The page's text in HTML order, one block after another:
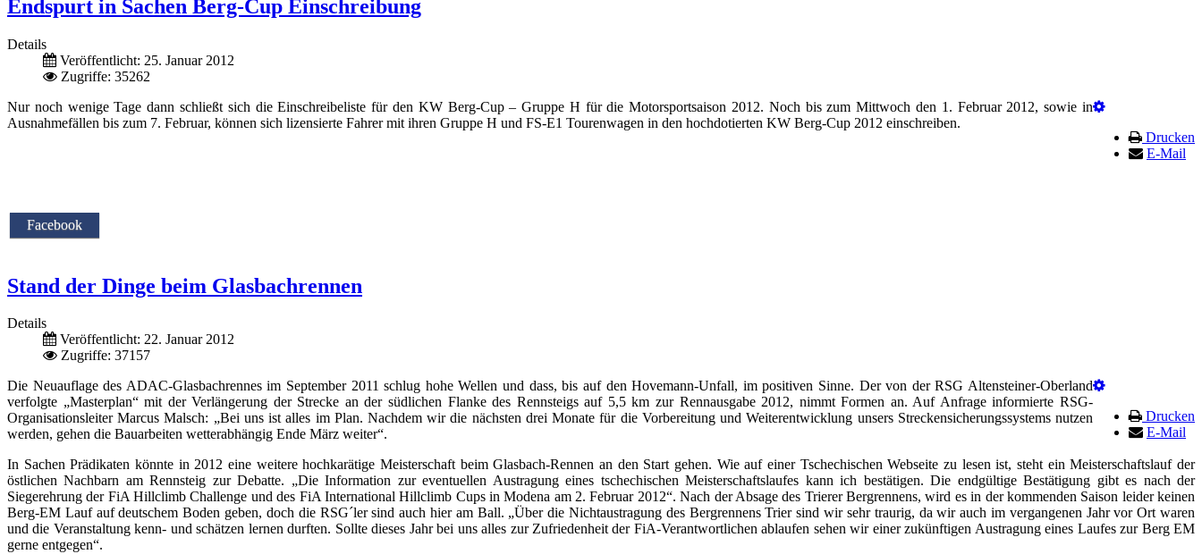
Endspurt in Sachen Berg-Cup Einschreibung
Details
Veröffentlicht: 25. Januar 2012
Zugriffe: 35262
Drucken
E-Mail
Nur noch wenige Tage dann schließt sich die Einschreibeliste für den KW Berg-Cup – Gruppe H für die Motorsportsaison 2012. Noch bis zum Mittwoch den 1. Februar 2012, sowie in
Ausnahmefällen bis zum 7. Februar, können sich lizensierte Fahrer mit ihren Gruppe H und FS-E1 Tourenwagen in den hochdotierten KW Berg-Cup 2012 einschreiben.
Facebook
Stand der Dinge beim Glasbachrennen
Details
Veröffentlicht: 22. Januar 2012
Zugriffe: 37157
Drucken
E-Mail
Die Neuauflage des ADAC-Glasbachrennes im September 2011 schlug hohe Wellen und dass, bis auf den Hovemann-Unfall, im positiven Sinne. Der von der RSG Altensteiner-Oberland
verfolgte „Masterplan“ mit der Verlängerung der Strecke an der südlichen Flanke des Rennsteigs auf 5,5 km zur Rennausgabe 2012, nimmt Formen an. Auf Anfrage informierte RSG-
Organisationsleiter Marcus Malsch: „Bei uns ist alles im Plan. Nachdem wir die nächsten drei Monate für die Vorbereitung und Weiterentwicklung unsers Streckensicherungssystems nutzen
werden, gehen die Bauarbeiten wetterabhängig Ende März weiter“.
In Sachen Prädikaten könnte in 2012 eine weitere hochkarätige Meisterschaft beim Glasbach-Rennen an den Start gehen. Wie auf einer Tschechischen Webseite zu lesen ist, steht ein Meisterschaftslauf der
östlichen Nachbarn am Rennsteig zur Debatte. „Die Information zur eventuellen Austragung eines tschechischen Meisterschaftslaufes kann ich bestätigen. Die endgültige Bestätigung gibt es nach der
Siegerehrung der FiA Hillclimb Challenge und des FiA International Hillclimb Cups in Modena am 2. Februar 2012“. Nach der Absage des Trierer Bergrennens, wird es in der kommenden Saison leider keinen
Berg-EM Lauf auf deutschem Boden geben, doch die RSG´ler sind auch hier am Ball. „Über die Nichtaustragung des Bergrennens Trier sind wir sehr traurig, da wir auch im vergangenen Jahr vor Ort waren
und die Veranstaltung kenn- und schätzen lernen durften. Sollte dieses Jahr bei uns alles zur Zufriedenheit der FiA-Verantwortlichen ablaufen sehen wir einer zukünftigen Austragung eines Laufes zur Berg EM
gerne entgegen“.